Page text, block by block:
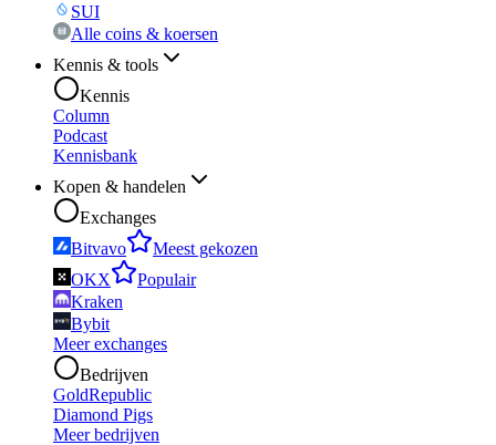
SUI
Alle coins & koersen
Kennis & tools
Kennis
Column
Podcast
Kennisbank
Kopen & handelen
Exchanges
Bitvavo
Meest gekozen
OKX
Populair
Kraken
Bybit
Meer exchanges
Bedrijven
GoldRepublic
Diamond Pigs
Meer bedrijven